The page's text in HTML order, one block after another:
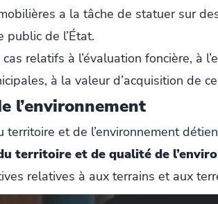
a la tâche de statuer sur
de l’État.
relatifs à l’évaluation foncière, à
à la valeur d’acquisition de
l’environnement
territoire et de l’environnement
territoire et de qualité de
relatives à aux terrains et aux